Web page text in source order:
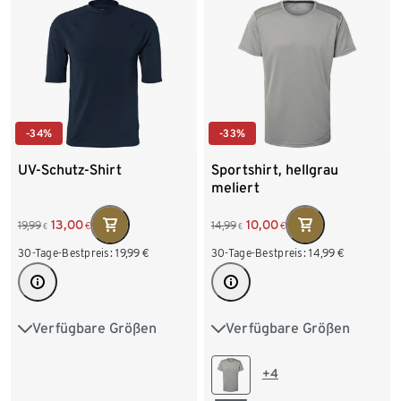
-34%
UV-Schutz-Shirt
19,99 € 13,00€
30-Tage-Bestpreis: 19,99 €
Verfügbare Größen
S 44/46 M 48/50
-33%
Sportshirt, hellgrau
meliert
14,99 € 10,00€
30-Tage-Bestpreis: 14,99 €
Verfügbare Größen
S 44/46 M 48/50
L 52/54+4